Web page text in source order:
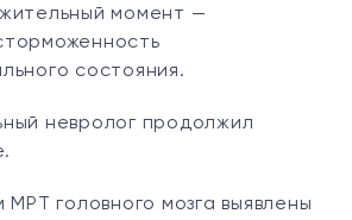
момент —
состояния.
невролог продолжил
МРТ головного мозга выявлены